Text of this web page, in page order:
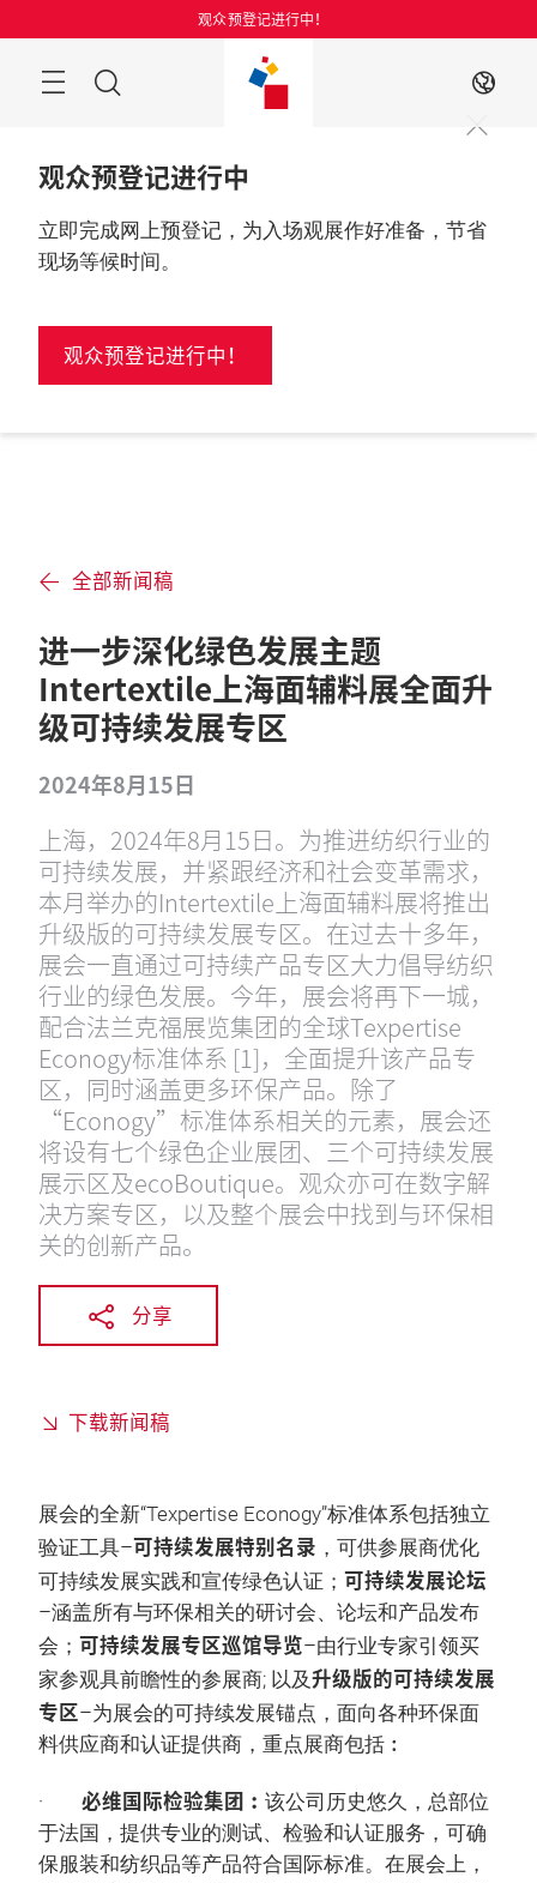
过
观众预登记进行中！
ZH
观众预登记进行中
立即完成网上预登记，为入场观展作好准备，节省
现场等候时间。
观众预登记进行中！
全部新闻稿
进一步深化绿色发展主题
Intertextile上海面辅料展全面升
级可持续发展专区
2024年8月15日
上海，2024年8月15日。为推进纺织行业的
可持续发展，并紧跟经济和社会变革需求，
本月举办的Intertextile上海面辅料展将推出
升级版的可持续发展专区。在过去十多年，
展会一直通过可持续产品专区大力倡导纺织
行业的绿色发展。今年，展会将再下一城，
配合法兰克福展览集团的全球Texpertise
Econogy标准体系 [1]，全面提升该产品专
区，同时涵盖更多环保产品。除了
“Econogy”标准体系相关的元素，展会还
将设有七个绿色企业展团、三个可持续发展
展示区及ecoBoutique。观众亦可在数字解
决方案专区，以及整个展会中找到与环保相
关的创新产品。
分享
下载新闻稿
展会的全新“Texpertise Econogy”标准体系包括独立
验证工具–可持续发展特别名录 ，可供参展商优化
可持续发展实践和宣传绿色认证； 可持续发展论坛
–涵盖所有与环保相关的研讨会、论坛和产品发布
会； 可持续发展专区巡馆导览–由行业专家引领买
家参观具前瞻性的参展商; 以及升级版的可持续发展
专区–为展会的可持续发展锚点，面向各种环保面
料供应商和认证提供商，重点展商包括︰
· 必维国际检验集团︰ 该公司历史悠久，总部位
于法国，提供专业的测试、检验和认证服务，可确
保服装和纺织品等产品符合国际标准。在展会上，